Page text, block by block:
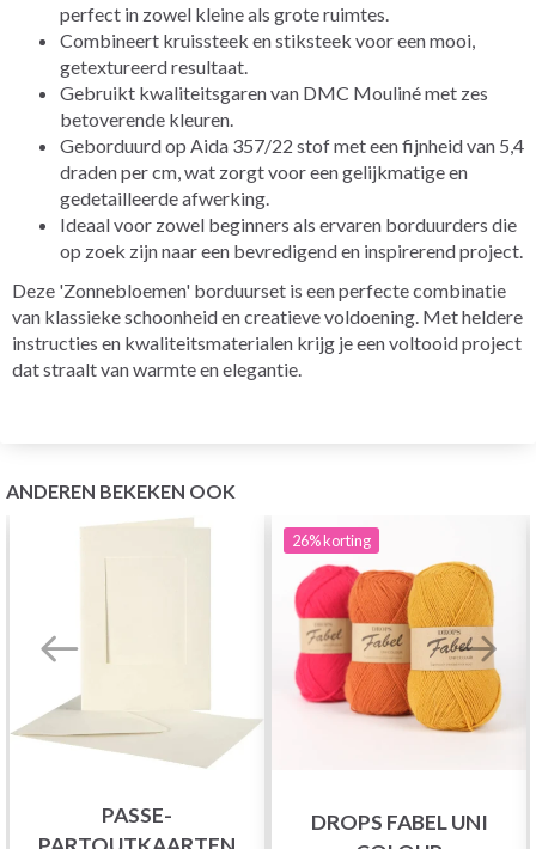
perfect in zowel kleine als grote ruimtes.
Combineert kruissteek en stiksteek voor een mooi,
getextureerd resultaat.
Gebruikt kwaliteitsgaren van DMC Mouliné met zes
betoverende kleuren.
Geborduurd op Aida 357/22 stof met een fijnheid van 5,4
draden per cm, wat zorgt voor een gelijkmatige en
gedetailleerde afwerking.
Ideaal voor zowel beginners als ervaren borduurders die
op zoek zijn naar een bevredigend en inspirerend project.
Deze 'Zonnebloemen' borduurset is een perfecte combinatie
van klassieke schoonheid en creatieve voldoening. Met heldere
instructies en kwaliteitsmaterialen krijg je een voltooid project
dat straalt van warmte en elegantie.
ANDEREN BEKEKEN OOK
PASSE-
26%korting
DROPS FABEL UNI